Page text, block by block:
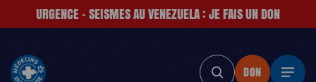
URGENCE - SEISMES AU VENEZUELA : JE FAIS UN DON
DON DON DON
DON